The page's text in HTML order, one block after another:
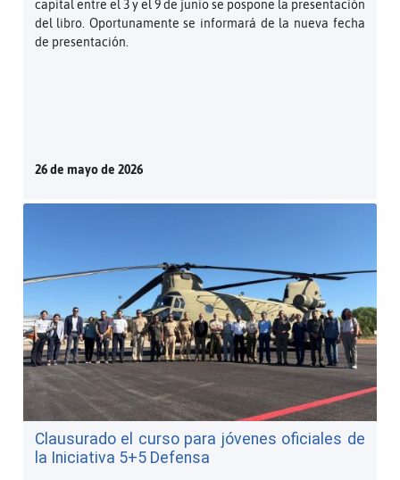
capital entre el 3 y el 9 de junio se pospone la presentación
del libro. Oportunamente se informará de la nueva fecha
de presentación.
26 de mayo de 2026
Clausurado el curso para jóvenes oficiales de
la Iniciativa 5+5 Defensa